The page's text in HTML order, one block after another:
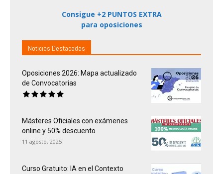
Consigue +2 PUNTOS EXTRA
para oposiciones
Noticias Destacadas
Oposiciones 2026: Mapa actualizado
de Convocatorias
Másteres Oficiales con exámenes
online y 50% descuento
11 agosto, 2025
Curso Gratuito: IA en el Contexto